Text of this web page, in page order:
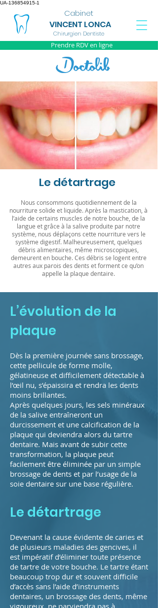
UA-136854915-1
VINCENT LONCA
Chirurgien Dentiste
Cabinet
Prendre RDV en ligne
Le détartrage
Nous consommons quotidiennement de la
nourriture solide et liquide. Après la mastication, à
l’aide de certains muscles de notre bouche, de la
langue et grâce à la salive produite par notre
système, nous déplaçons cette nourriture vers le
système digestif. Malheureusement, quelques
débris alimentaires, même microscopiques,
demeurent en bouche. Ces débris se logent entre
autres aux parois des dents et forment ce qu’on
appelle la plaque dentaire.
L’évolution de la
plaque
Dès la première journée sans brossage,
cette pellicule de forme molle,
gélatineuse et difficilement détectable à
l’œil nu, s’épaissira et rendra les dents
moins brillantes.
Après quelques jours, les sels minéraux
de la salive entraîneront un
durcissement et une calcification de la
plaque qui deviendra alors du tartre
dentaire. Mais avant de subir cette
transformation, la plaque peut
facilement être éliminée par un simple
brossage de dents et par l’usage de la
soie dentaire sur une base régulière.
Le détartrage
Devenant la cause évidente de caries et
de plusieurs maladies des gencives, il
est impératif d’éliminer toute présence
de tartre de votre bouche. Le tartre étant
beaucoup trop dur et souvent difficile
d’accès sans l’aide d’instruments
dentaires, un brossage des dents, même
vigoureux, ne parviendra pas à